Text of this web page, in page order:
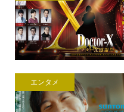
エンタメ